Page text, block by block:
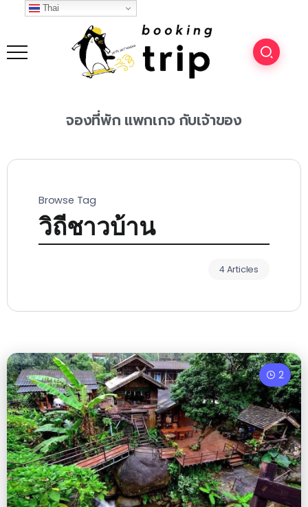
จองที่พัก แพกเกจ กับเจ้าของ
Browse Tag
วิถีชาวบ้าน
4 Articles
2
Thai